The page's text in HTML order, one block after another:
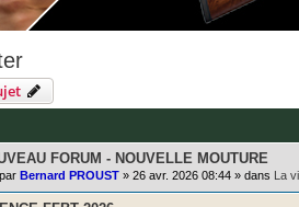
FORUM - NOUVELLE MOUTURE
par Bernard PROUST » 26 avr. 2026 08:44 » dans La